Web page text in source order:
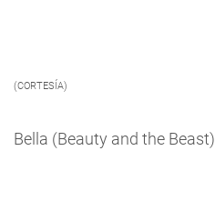
(CORTESÍA)
Bella (Beauty and the Beast)